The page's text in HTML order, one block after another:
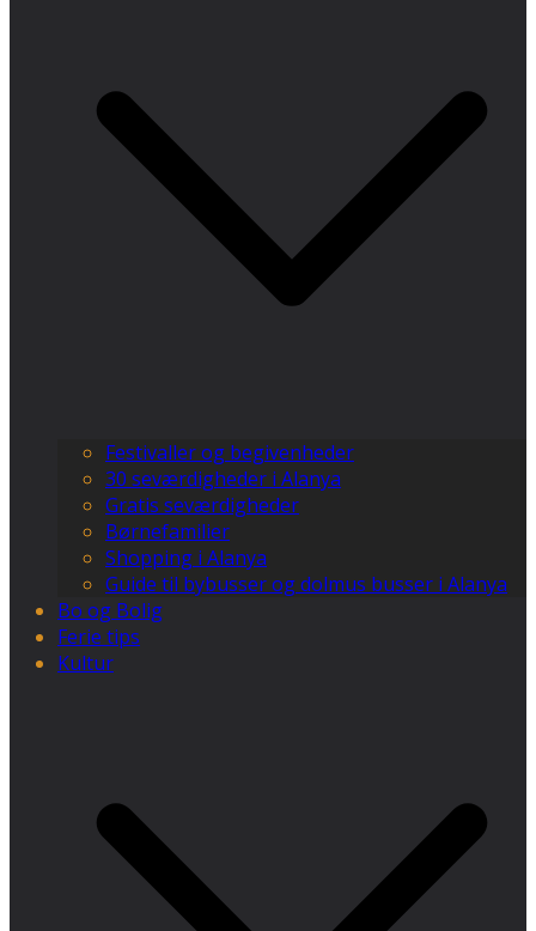
Festivaller og begivenheder
30 seværdigheder i Alanya
Gratis seværdigheder
Børnefamilier
Shopping i Alanya
Guide til bybusser og dolmus busser i Alanya
Bo og Bolig
Ferie tips
Kultur